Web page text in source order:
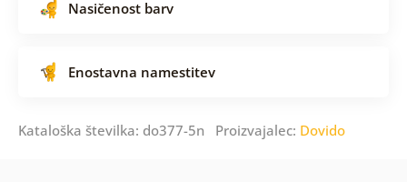
Nasičenost barv
Enostavna namestitev
Kataloška številka: do377-5n Proizvajalec: Dovido